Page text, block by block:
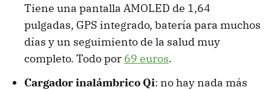
Tiene una pantalla AMOLED de 1,64
pulgadas, GPS integrado, batería para muchos
días y un seguimiento de la salud muy
completo. Todo por 69 euros.
Cargador inalámbrico Qi: no hay nada más